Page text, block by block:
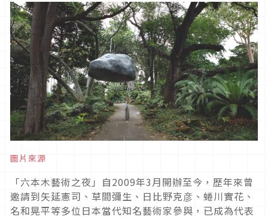
圖片來源
「六本木藝術之夜」自2009年3月開辦至今，歷年來曾
邀請到矢延憲司、草間彌生、日比野克彦、蜷川實花、
名和晃平等多位日本當代知名藝術家參與，已成為代表